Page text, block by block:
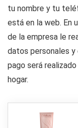
tu nombre y tu
está en la web. En
de la empresa le
datos personales y
pago será
hogar.